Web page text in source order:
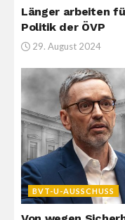
Länger arbeiten
Politik der ÖVP
29. August 2024
BVT-U-AUSSCHUSS